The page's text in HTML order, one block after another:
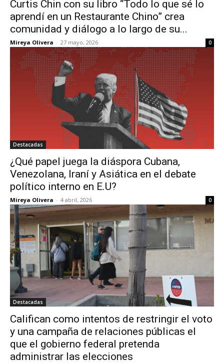
Curtis Chin con su libro “Todo lo que sé lo
aprendí en un Restaurante Chino” crea
comunidad y diálogo a lo largo de su...
Mireya Olivera - 27 mayo, 2026 0
Destacadas
¿Qué papel juega la diáspora Cubana,
Venezolana, Iraní y Asiática en el debate
político interno en E.U?
Mireya Olivera - 4 abril, 2026 0
Destacadas
Califican como intentos de restringir el voto
y una campaña de relaciones públicas el
que el gobierno federal pretenda
administrar las elecciones